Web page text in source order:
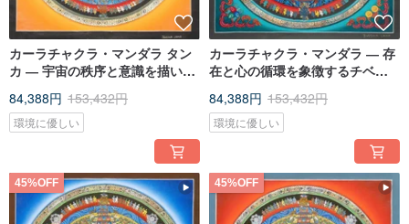
カーラチャクラ・マンダラ タン
カ ― 宇宙の秩序と意識を描いた
84,388円 153,432円
環境に優しい
カーラチャクラ・マンダラ ― 存
在と心の循環を象徴するチベッ
84,388円 153,432円
環境に優しい
45%OFF 45%OFF